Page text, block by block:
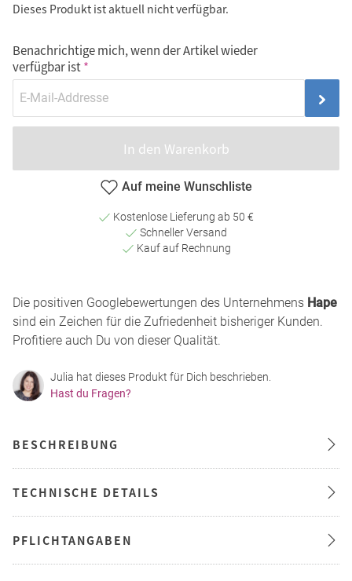
Dieses Produkt ist aktuell nicht verfügbar.
Benachrichtige mich, wenn der Artikel wieder
verfügbar ist
In den Warenkorb
Auf meine Wunschliste
Kostenlose Lieferung ab 50 €
Schneller Versand
Kauf auf Rechnung
Die positiven Googlebewertungen des Unternehmens Hape
sind ein Zeichen für die Zufriedenheit bisheriger Kunden.
Profitiere auch Du von dieser Qualität.
Julia hat dieses Produkt für Dich beschrieben.
Hast du Fragen?
BESCHREIBUNG
TECHNISCHE DETAILS
PFLICHTANGABEN